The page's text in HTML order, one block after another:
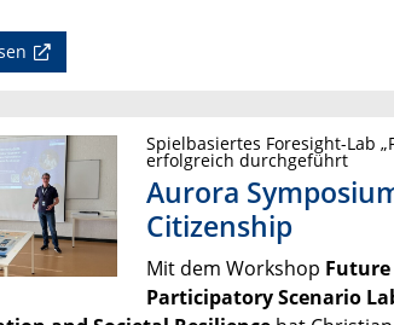
Spielbasiertes Foresight-Lab
erfolgreich durchgeführt
Aurora
Citizenship
Mit dem Workshop Future
Participatory Scenario